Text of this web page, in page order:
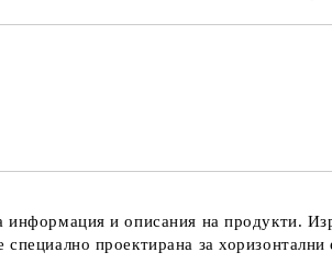
и описания на продукти.
проектирана за